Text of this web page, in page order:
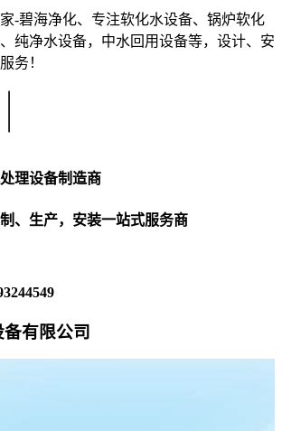
-碧海净化、专注软化水设备、锅炉软化
纯净水设备，中水回用设备等，设计、安
务！
理设备制造商
、生产，安装一站式服务商
有限公司